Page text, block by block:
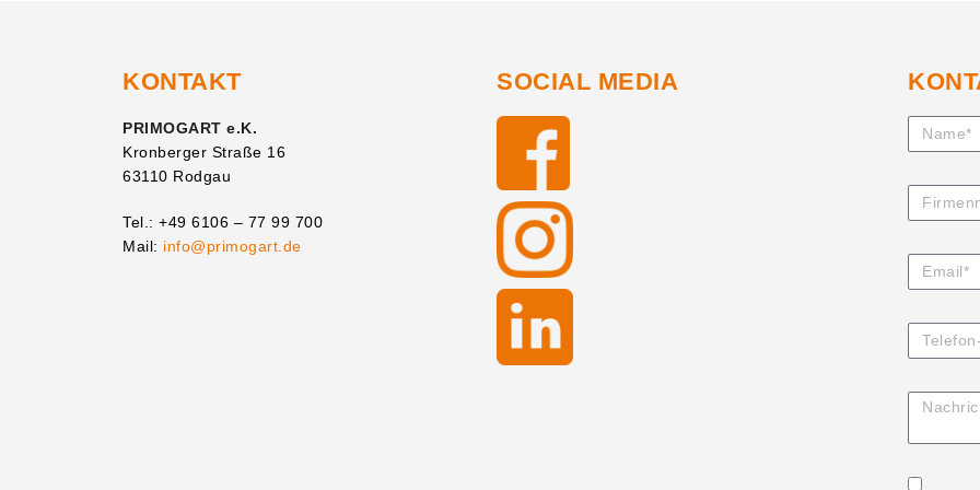
KONTAKT
PRIMOGART e.K.
Kronberger Straße 16
63110 Rodgau
Tel.: +49 6106 – 77 99 700
Mail: info@primogart.de
SOCIAL MEDIA